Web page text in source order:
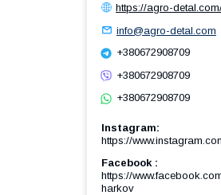
https://agro-
info@agro-detal.com
+380672908709
+380672908709
+380672908709
Instagram
https://
Facebook
https://
harkov